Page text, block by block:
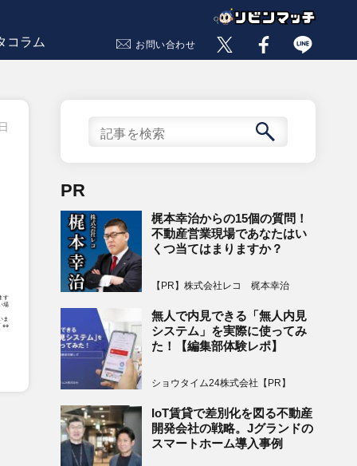
コラム お問い合わせ
す
場
ま
○○
PR
梶本幸治からの15個の質問！
不動産営業現場であなたはい
くつ当てはまりますか？
【PR】株式会社レコ 梶本幸治
無人で内見できる「無人内見
システム」を実際に使ってみ
た！【編集部体験レポ】
ショウタイム24株式会社【PR】
IoT賃貸で差別化を図る不動産
開発会社の戦略。Jグランドの
スマートホーム導入事例